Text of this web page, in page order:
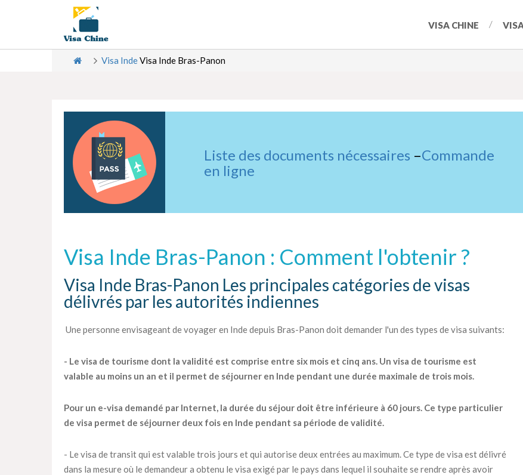
VISA CHINE
Visa IndeVisa Inde Bras-Panon
Liste des documents nécessaires –Commande
en ligne
Visa Inde Bras-Panon : Comment l'obtenir ?
Visa Inde Bras-Panon Les principales catégories de visas
délivrés par les autorités indiennes
Une personne envisageant de voyager en Inde depuis Bras-Panon doit demander l'un des types de visa suivants:
- Le visa de tourisme dont la validité est comprise entre six mois et cinq ans. Un visa de tourisme est
valable au moins un an et il permet de séjourner en Inde pendant une durée maximale de trois mois.
Pour un e-visa demandé par Internet, la durée du séjour doit être inférieure à 60 jours. Ce type particulier
de visa permet de séjourner deux fois en Inde pendant sa période de validité.
- Le visa de transit qui est valable trois jours et qui autorise deux entrées au maximum. Ce type de visa est délivré
dans la mesure où le demandeur a obtenu le visa exigé par le pays dans lequel il souhaite se rendre après avoir